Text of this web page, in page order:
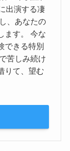
出演する凄
、あなたの
ます。 今な
できる特別
苦しみ続け
りて、望む